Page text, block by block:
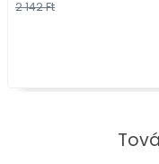
2 142 Ft